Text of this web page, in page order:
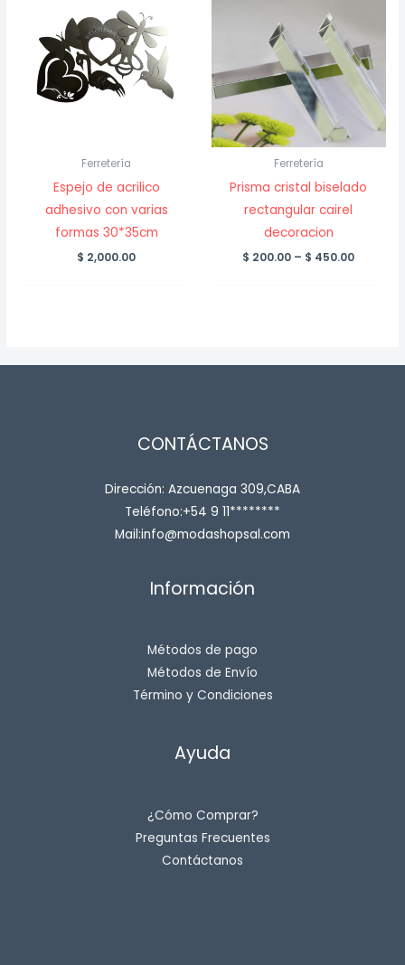
Ferretería
Espejo de acrilico
adhesivo con varias
formas 30*35cm
$ 2,000.00
Ferretería
Prisma cristal biselado
rectangular cairel
decoracion
$ 200.00 – $ 450.00Price
CONTÁCTANOS
Dirección: Azcuenaga 309,CABA
Teléfono:+54 9 11********
Mail:info@modashopsal.com
Información
Métodos de pago
Métodos de Envío
Término y Condiciones
Ayuda
¿Cómo Comprar?
Preguntas Frecuentes
Contáctanos